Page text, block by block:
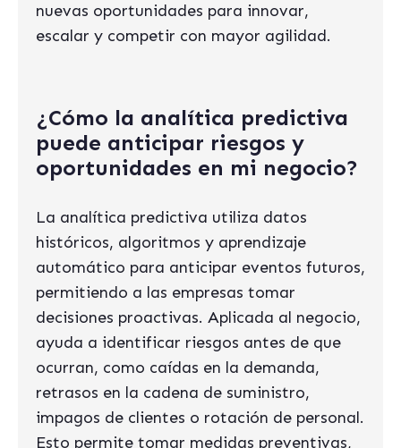
nuevas oportunidades para innovar,
escalar y competir con mayor agilidad.
¿Cómo la analítica predictiva
puede anticipar riesgos y
oportunidades en mi negocio?
La analítica predictiva utiliza datos
históricos, algoritmos y aprendizaje
automático para anticipar eventos futuros,
permitiendo a las empresas tomar
decisiones proactivas. Aplicada al negocio,
ayuda a identificar riesgos antes de que
ocurran, como caídas en la demanda,
retrasos en la cadena de suministro,
impagos de clientes o rotación de personal.
Esto permite tomar medidas preventivas,